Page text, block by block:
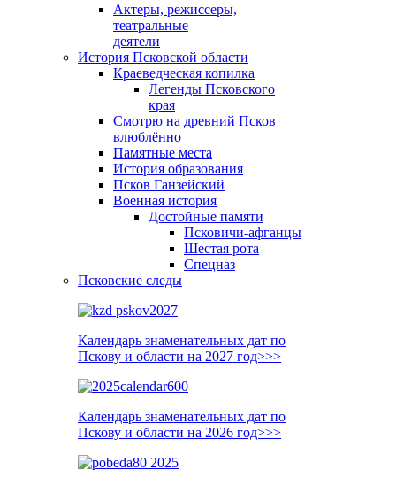
Актеры, режиссеры,
театральные
деятели
История Псковской области
Краеведческая копилка
Легенды Псковского
края
Смотрю на древний Псков
влюблённо
Памятные места
История образования
Псков Ганзейский
Военная история
Достойные памяти
Псковичи-афганцы
Шестая рота
Спецназ
Псковские следы
Календарь знаменательных дат по
Пскову и области на 2027 год>>>
Календарь знаменательных дат по
Пскову и области на 2026 год>>>